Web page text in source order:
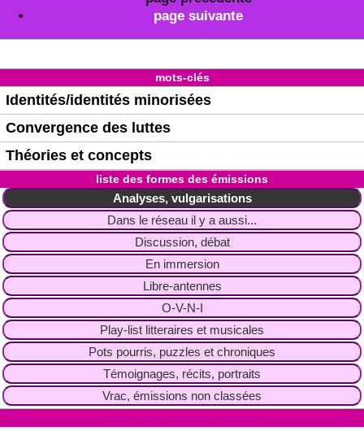
page suivante
mots-clés
Identités/identités minorisées
Convergence des luttes
Théories et concepts
liste des formes des émissions
Analyses, vulgarisations
Dans le réseau il y a aussi...
Discussion, débat
En immersion
Libre-antennes
O-V-N-I
Play-list litteraires et musicales
Pots pourris, puzzles et chroniques
Témoignages, récits, portraits
Vrac, émissions non classées